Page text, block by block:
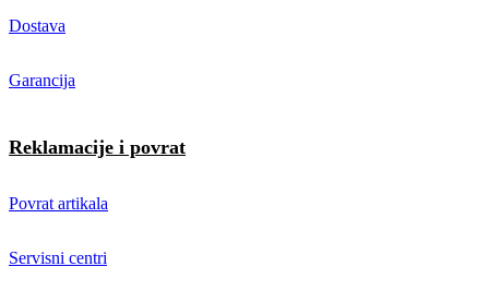
Dostava
Garancija
Reklamacije i povrat
Povrat artikala
Servisni centri